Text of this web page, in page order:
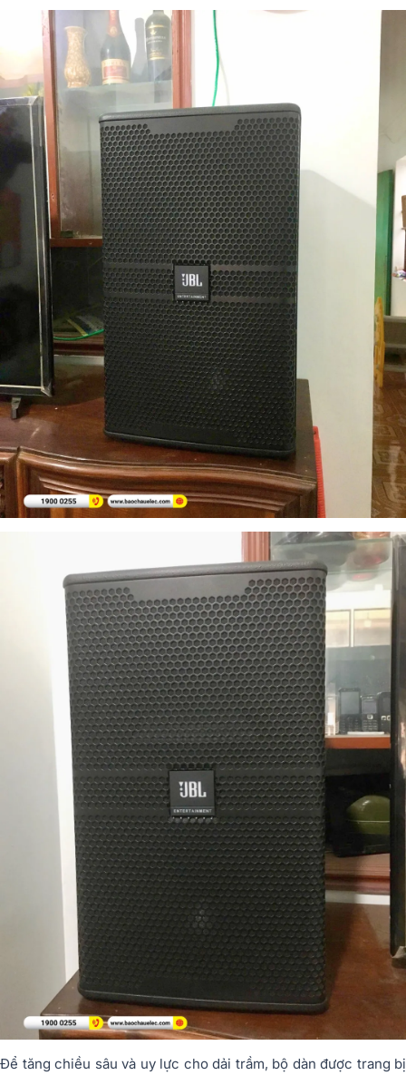
Để tăng chiều sâu và uy lực cho dải trầm, bộ dàn được trang bị